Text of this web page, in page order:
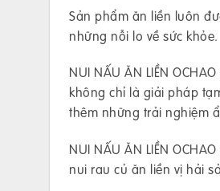
Sản phẩm ăn liền luôn
những nỗi lo về sức khỏe.
NUI NẤU ĂN LIỀN
không chỉ là giải pháp
thêm những trải nghiệm
NUI NẤU ĂN LIỀN
nui rau củ ăn liền vị hải